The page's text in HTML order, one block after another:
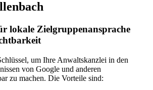
lokale Zielgruppenansprache
um Ihre Anwaltskanzlei in den
von Google und anderen
zu machen. Die Vorteile sind: